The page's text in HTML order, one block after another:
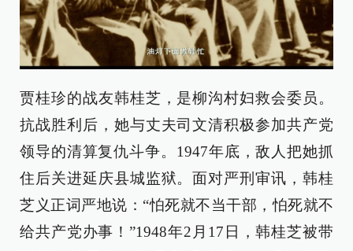
贾桂珍的战友韩桂芝，是柳沟村妇救会委员。
抗战胜利后，她与丈夫司文清积极参加共产党
领导的清算复仇斗争。1947年底，敌人把她抓
住后关进延庆县城监狱。面对严刑审讯，韩桂
芝义正词严地说：“怕死就不当干部，怕死就不
给共产党办事！”1948年2月17日，韩桂芝被带